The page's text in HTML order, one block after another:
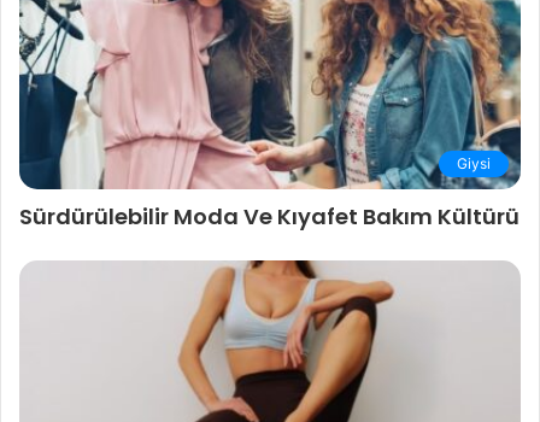
Giysi
Sürdürülebilir Moda Ve Kıyafet Bakım Kültürü